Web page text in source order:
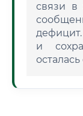
связи в
и